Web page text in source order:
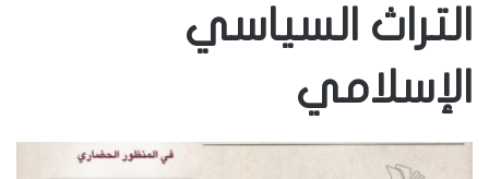
التراث السياسي
الإسلامي